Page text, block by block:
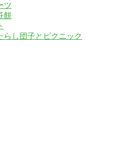
ツ
餅
らし団子とピクニック